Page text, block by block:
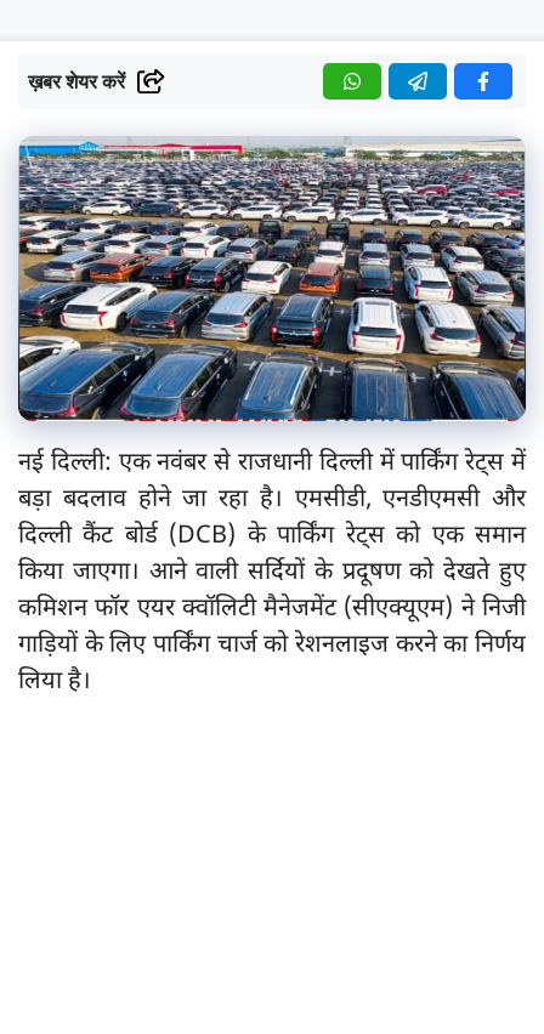
ख़बर शेयर करें
नई दिल्ली: एक नवंबर से राजधानी दिल्ली में पार्किंग रेट्स में
बड़ा बदलाव होने जा रहा है। एमसीडी, एनडीएमसी और
दिल्ली कैंट बोर्ड (DCB) के पार्किंग रेट्स को एक समान
किया जाएगा। आने वाली सर्दियों के प्रदूषण को देखते हुए
कमिशन फॉर एयर क्वॉलिटी मैनेजमेंट (सीएक्यूएम) ने निजी
गाड़ियों के लिए पार्किंग चार्ज को रेशनलाइज करने का निर्णय
लिया है।